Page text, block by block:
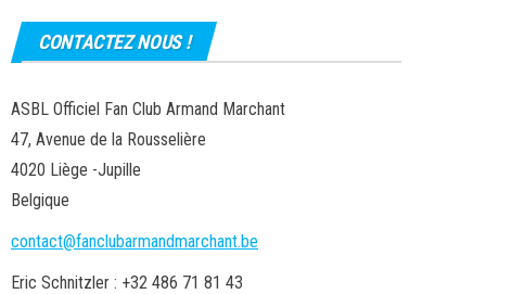
CONTACTEZ NOUS !
ASBL Officiel Fan Club Armand Marchant
47, Avenue de la Rousselière
4020 Liège -Jupille
Belgique
contact@fanclubarmandmarchant.be
Eric Schnitzler : +32 486 71 81 43